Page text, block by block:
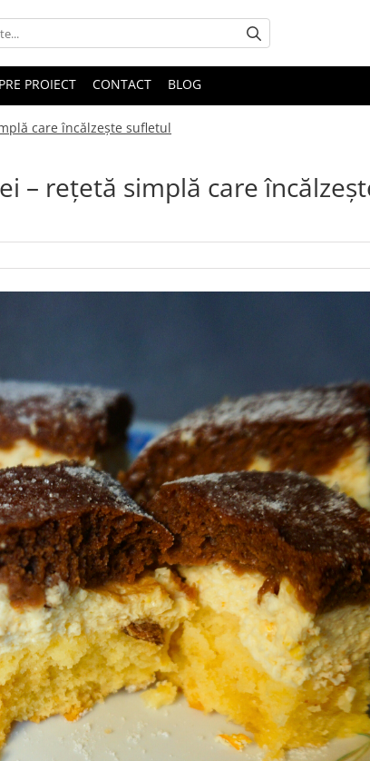
PROIECT CONTACT BLOG
care încălzește sufletul
– rețetă simplă care